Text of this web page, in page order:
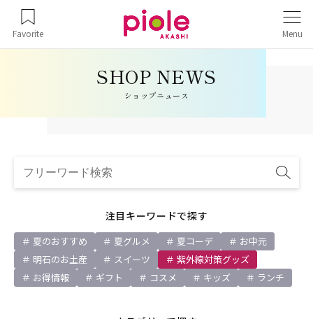
Favorite Menu
ショップニュース
注目キーワードで探す
夏のおすすめ 夏グルメ 夏コーデ
お中元
明石のお土産
スイーツ
紫外線対策グッズ
お得情報
ギフト コスメ キッズ ランチ